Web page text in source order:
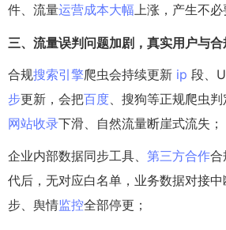
件、流量运营成本大幅 上涨，产生不
三、流量误判问题加剧，真实用 户与
合规搜索引擎爬虫会持续更新 ip 段、U
步更新，会把百度 、搜狗等正规爬虫
网站收录下滑、自然流量断崖式流失；
企业内部数据同步工具、 第三方合作合
代后，无对应白名单，业务数据对接
步、舆情监控全部停更；